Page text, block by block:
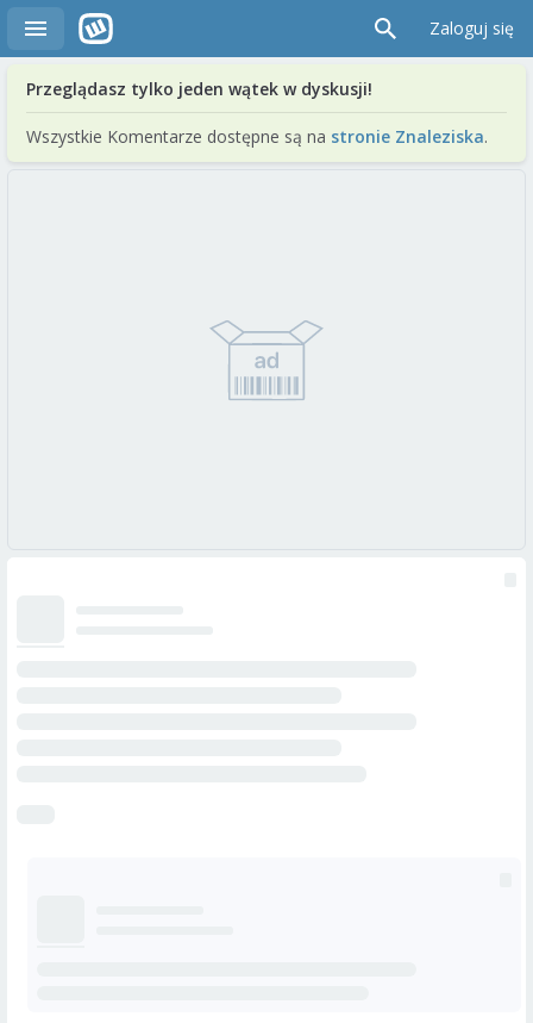
Zaloguj się
Przeglądasz tylko jeden wątek w dyskusji!
Wszystkie Komentarze dostępne są na stronie Znaleziska.